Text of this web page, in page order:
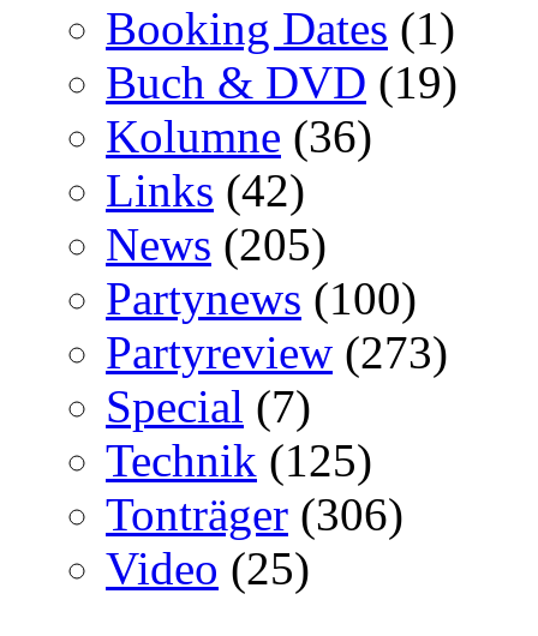
Booking Dates (1)
Buch & DVD (19)
Kolumne (36)
Links (42)
News (205)
Partynews (100)
Partyreview (273)
Special (7)
Technik (125)
Tonträger (306)
Video (25)